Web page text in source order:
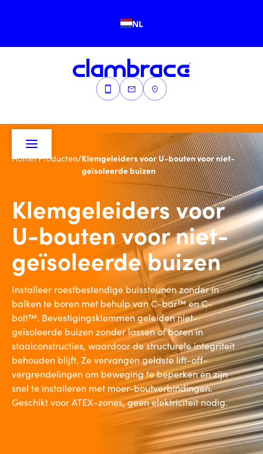
NL
Home/Producten/Klemgeleiders voor U-bouten voor niet-
geïsoleerde buizen
Klemgeleiders voor
U-bouten voor niet-
geïsoleerde buizen
Installeer roestbestendige buissteunen zonder in
balken te boren met behulp van C-bar™ en C-
bolt™. Bevestigingsklemmen geleiden niet-
geïsoleerde buizen zonder lassen of boren in
staalconstructies, waardoor de structurele integriteit
behouden blijft. Ze vervangen gelaste lift-off-
vergrendelingen om beweging te beperken en zijn
snel te installeren met moer-boutverbindingen.
Geschikt voor ATEX-zones, geen elektriciteit nodig.